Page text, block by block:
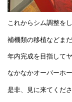
これからシム調整を
補機類の移植などま
年内完成を目指して
なかなかオーバーホ
是非、見に来てくださ